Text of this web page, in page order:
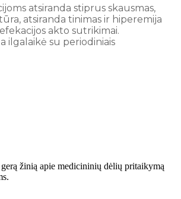
atsiranda stiprus skausmas,
atsiranda tinimas ir hiperemija
akto sutrikimai.
ilgalaikė su periodiniais
žinią apie medicininių dėlių pritaikymą